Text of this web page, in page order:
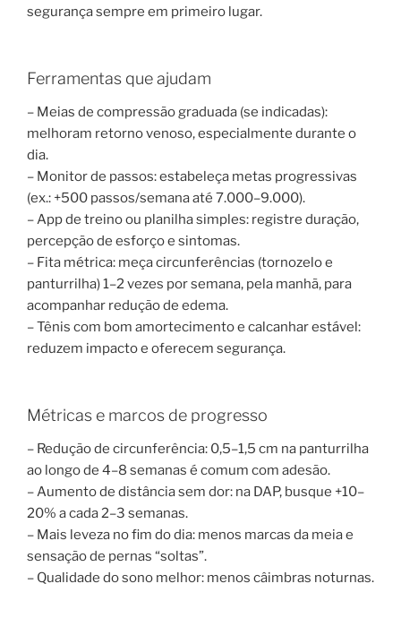
segurança sempre em primeiro lugar.
Ferramentas que ajudam
– Meias de compressão graduada (se indicadas):
melhoram retorno venoso, especialmente durante o
dia.
– Monitor de passos: estabeleça metas progressivas
(ex.: +500 passos/semana até 7.000–9.000).
– App de treino ou planilha simples: registre duração,
percepção de esforço e sintomas.
– Fita métrica: meça circunferências (tornozelo e
panturrilha) 1–2 vezes por semana, pela manhã, para
acompanhar redução de edema.
– Tênis com bom amortecimento e calcanhar estável:
reduzem impacto e oferecem segurança.
Métricas e marcos de progresso
– Redução de circunferência: 0,5–1,5 cm na panturrilha
ao longo de 4–8 semanas é comum com adesão.
– Aumento de distância sem dor: na DAP, busque +10–
20% a cada 2–3 semanas.
– Mais leveza no fim do dia: menos marcas da meia e
sensação de pernas “soltas”.
– Qualidade do sono melhor: menos câimbras noturnas.